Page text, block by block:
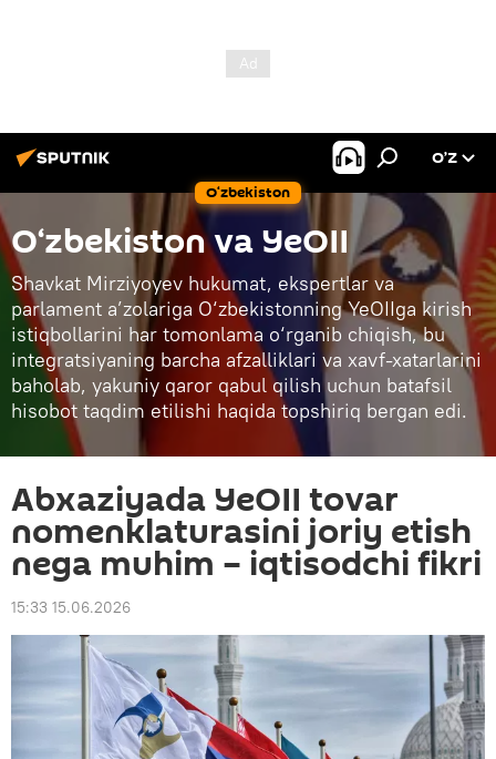
O‘zbekiston
O’Z
O‘zbekiston va YeOII
Shavkat Mirziyoyev hukumat, ekspertlar va
parlament a’zolariga O‘zbekistonning YeOIIga kirish
istiqbollarini har tomonlama o‘rganib chiqish, bu
integratsiyaning barcha afzalliklari va xavf-xatarlarini
baholab, yakuniy qaror qabul qilish uchun batafsil
hisobot taqdim etilishi haqida topshiriq bergan edi.
Abxaziyada YeOII tovar
nomenklaturasini joriy etish
nega muhim – iqtisodchi fikri
15:33 15.06.2026